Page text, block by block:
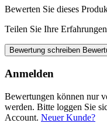
Bewerten Sie dieses
Teilen Sie Ihre
Bewertung schreiben
Anmelden
Bewertungen können nur
werden. Bitte loggen Sie
Account. Neuer Kunde?